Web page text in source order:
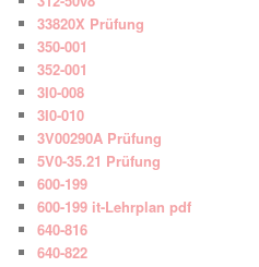
33820X Prüfung
350-001
352-001
3I0-008
3I0-010
3V00290A Prüfung
5V0-35.21 Prüfung
600-199
600-199 it-Lehrplan pdf
640-816
640-822